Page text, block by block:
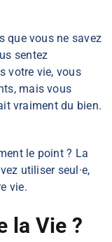
que vous ne savez
sentez
votre vie, vous
mais vous
vraiment du bien.
le point ? La
utiliser seul ·e,
vie.
la Vie ?